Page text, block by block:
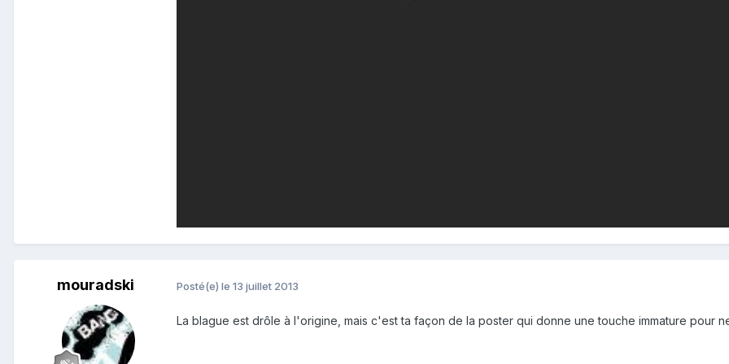
mouradski Posté(e) le 13 juillet 2013
La blague est drôle à l'origine, mais c'est ta façon de la poster qui donne une touche immature pour